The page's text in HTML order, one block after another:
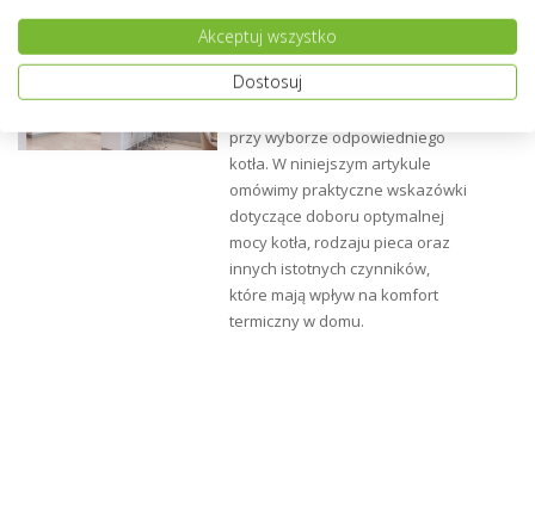
JAKI PIEC GAZOWY DO DOMU 200 M2
Jaki piec gazowy do domu 200
m2? Istnieje szereg czynników,
przy wyborze odpowiedniego
kotła. W niniejszym artykule
omówimy praktyczne wskazówki
dotyczące doboru optymalnej
mocy kotła, rodzaju pieca oraz
innych istotnych czynników,
które mają wpływ na komfort
termiczny w domu.
Akceptuj wszystko
Dostosuj